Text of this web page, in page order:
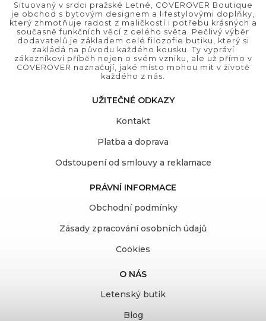
Situovaný v srdci pražské Letné, COVEROVER Boutique
je obchod s bytovým designem a lifestylovými doplňky,
který zhmotňuje radost z maličkostí i potřebu krásných a
současně funkčních věcí z celého světa. Pečlivý výběr
dodavatelů je základem celé filozofie butiku, který si
zakládá na původu každého kousku. Ty vypráví
zákazníkovi příběh nejen o svém vzniku, ale už přímo v
COVEROVER naznačují, jaké místo mohou mít v životě
každého z nás.
UŽITEČNÉ ODKAZY
Kontakt
Platba a doprava
Odstoupení od smlouvy a reklamace
PRÁVNÍ INFORMACE
Obchodní podmínky
Zásady zpracování osobních údajů
Cookies
O NÁS
Letenský butik
Blog